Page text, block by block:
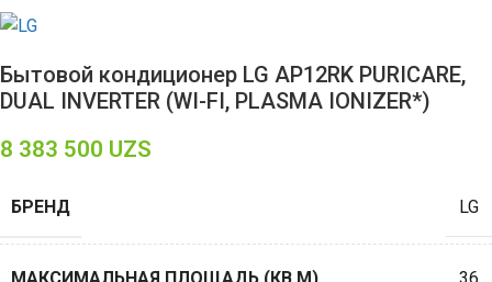
Бытовой кондиционер LG AP12RK PURICARE,
DUAL INVERTER (WI-FI, PLASMA IONIZER*)
8 383 500 UZS
БРЕНД LG
МАКСИМАЛЬНАЯ ПЛОЩАДЬ (КВ.М)